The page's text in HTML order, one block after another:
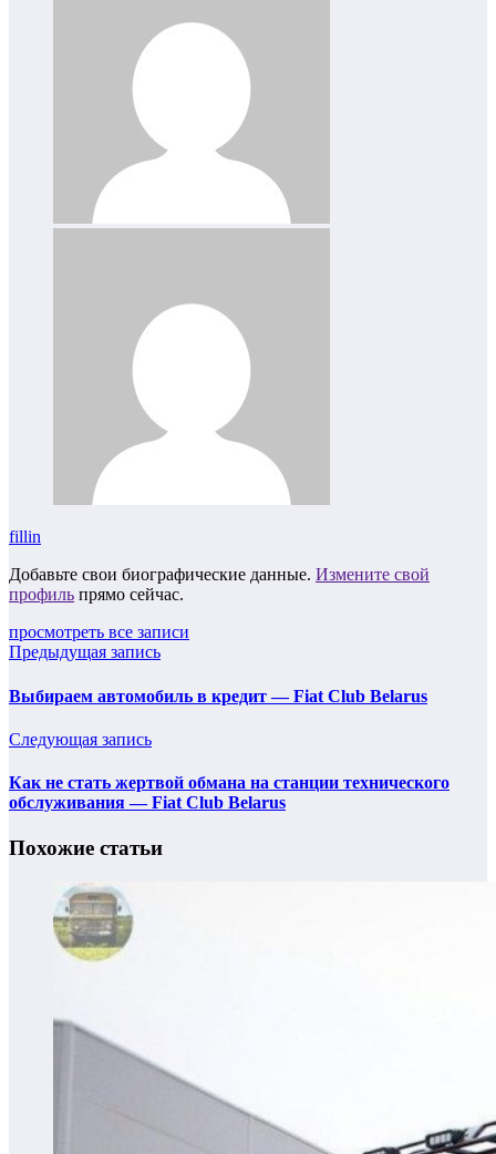
fillin
Добавьте свои биографические данные. Измените свой
профиль прямо сейчас.
просмотреть все записи
Предыдущая запись
Выбираем автомобиль в кредит — Fiat Club Belarus
Следующая запись
Как не стать жертвой обмана на станции технического
обслуживания — Fiat Club Belarus
Похожие статьи